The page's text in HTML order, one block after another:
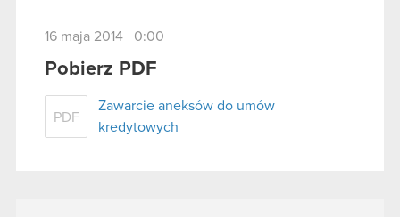
16 maja 2014 0:00
Pobierz PDF
PDF
Zawarcie aneksów do umów
kredytowych